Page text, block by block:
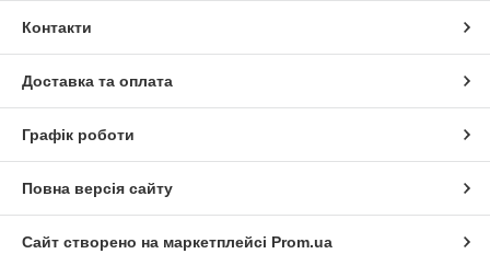
Контакти
Доставка та оплата
Графік роботи
Повна версія сайту
Сайт створено на маркетплейсі Prom.ua